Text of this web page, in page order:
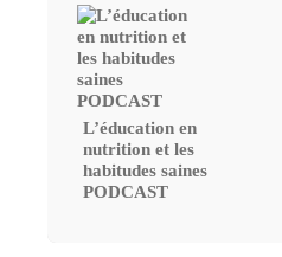
L’éducation en
nutrition et les
habitudes saines
PODCAST